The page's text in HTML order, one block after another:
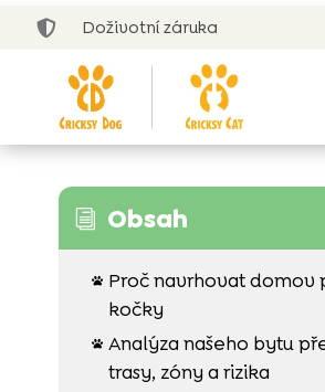
 Doživotní záruka
i Obsah

Proč navrhovat domov
kočky
 Analýza našeho bytu
trasy, zóny a rizika